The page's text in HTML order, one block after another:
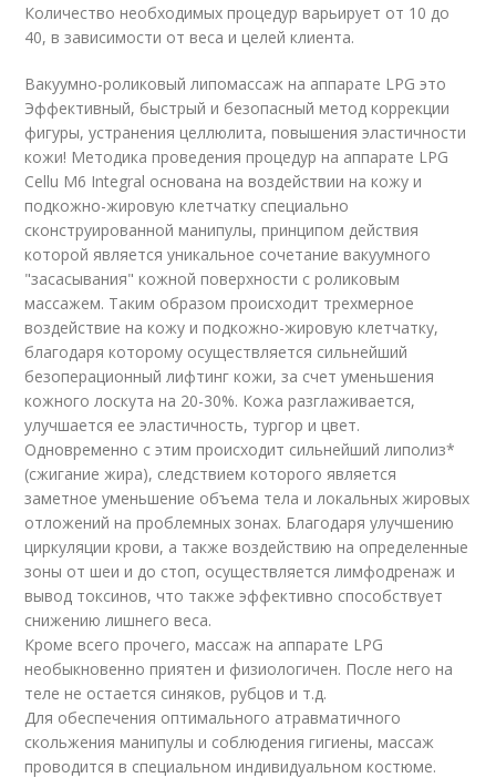
Количество необходимых процедур варьирует от 10 до
40, в зависимости от веса и целей клиента.
Вакуумно-роликовый липомассаж на аппарате LPG это
Эффективный, быстрый и безопасный метод коррекции
фигуры, устранения целлюлита, повышения эластичности
кожи! Методика проведения процедур на аппарате LPG
Cellu M6 Integral основана на воздействии на кожу и
подкожно-жировую клетчатку специально
сконструированной манипулы, принципом действия
которой является уникальное сочетание вакуумного
"засасывания" кожной поверхности с роликовым
массажем. Таким образом происходит трехмерное
воздействие на кожу и подкожно-жировую клетчатку,
благодаря которому осуществляется сильнейший
безоперационный лифтинг кожи, за счет уменьшения
кожного лоскута на 20-30%. Кожа разглаживается,
улучшается ее эластичность, тургор и цвет.
Одновременно с этим происходит сильнейший липолиз*
(сжигание жира), следствием которого является
заметное уменьшение объема тела и локальных жировых
отложений на проблемных зонах. Благодаря улучшению
циркуляции крови, а также воздействию на определенные
зоны от шеи и до стоп, осуществляется лимфодренаж и
вывод токсинов, что также эффективно способствует
снижению лишнего веса.
Кроме всего прочего, массаж на аппарате LPG
необыкновенно приятен и физиологичен. После него на
теле не остается синяков, рубцов и т.д.
Для обеспечения оптимального атравматичного
скольжения манипулы и соблюдения гигиены, массаж
проводится в специальном индивидуальном костюме.